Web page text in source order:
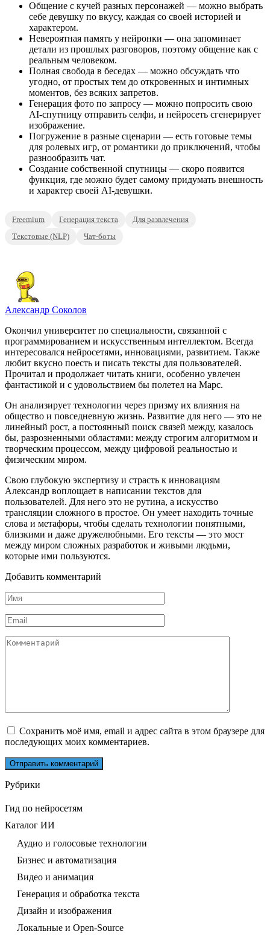
Общение с кучей разных персонажей — можно выбрать
себе девушку по вкусу, каждая со своей историей и
характером.
Невероятная память у нейронки — она запоминает
детали из прошлых разговоров, поэтому общение как с
реальным человеком.
Полная свобода в беседах — можно обсуждать что
угодно, от простых тем до откровенных и интимных
моментов, без всяких запретов.
Генерация фото по запросу — можно попросить свою
AI-спутницу отправить селфи, и нейросеть сгенерирует
изображение.
Погружение в разные сценарии — есть готовые темы
для ролевых игр, от романтики до приключений, чтобы
разнообразить чат.
Создание собственной спутницы — скоро появится
функция, где можно будет самому придумать внешность
и характер своей AI-девушки.
Freemium Генерация текста
Для развлечения
Текстовые (NLP)
Чат-боты
Александр Соколов
Окончил университет по специальности, связанной с
программированием и искусственным интеллектом. Всегда
интересовался нейросетями, инновациями, развитием. Также
любит вкусно поесть и писать тексты для пользователей.
Прочитал и продолжает читать книги, особенно увлечен
фантастикой и с удовольствием бы полетел на Марс.
Он анализирует технологии через призму их влияния на
общество и повседневную жизнь. Развитие для него — это не
линейный рост, а постоянный поиск связей между, казалось
бы, разрозненными областями: между строгим алгоритмом и
творческим процессом, между цифровой реальностью и
физическим миром.
Свою глубокую экспертизу и страсть к инновациям
Александр воплощает в написании текстов для
пользователей. Для него это не рутина, а искусство
трансляции сложного в простое. Он умеет находить точные
слова и метафоры, чтобы сделать технологии понятными,
близкими и даже дружелюбными. Его тексты — это мост
между миром сложных разработок и живыми людьми,
которые ими пользуются.
Добавить комментарий
Имя
*
Email
*
Комментарий
Сохранить моё имя, email и адрес сайта в этом браузере для
последующих моих комментариев.
Рубрики
Гид по нейросетям
Каталог ИИ
Аудио и голосовые технологии
Бизнес и автоматизация
Видео и анимация
Генерация и обработка текста
Дизайн и изображения
Локальные и Open-Source